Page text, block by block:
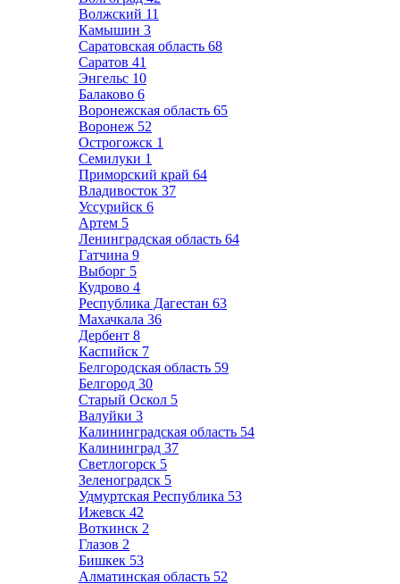
Волжский 11
Камышин 3
Саратовская область 68
Саратов 41
Энгельс 10
Балаково 6
Воронежская область 65
Воронеж 52
Острогожск 1
Семилуки 1
Приморский край 64
Владивосток 37
Уссурийск 6
Артем 5
Ленинградская область 64
Гатчина 9
Выборг 5
Кудрово 4
Республика Дагестан 63
Махачкала 36
Дербент 8
Каспийск 7
Белгородская область 59
Белгород 30
Старый Оскол 5
Валуйки 3
Калининградская область 54
Калининград 37
Светлогорск 5
Зеленоградск 5
Удмуртская Республика 53
Ижевск 42
Воткинск 2
Глазов 2
Бишкек 53
Алматинская область 52